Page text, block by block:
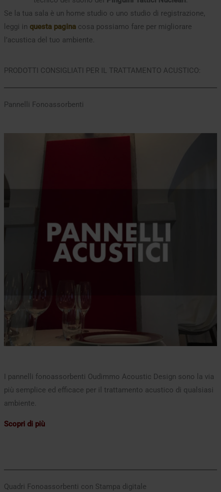
Se la tua sala è un home studio o uno studio di registrazione,
leggi in questa paginacosa possiamo fare per migliorare
l’acustica del tuo ambiente.
PRODOTTI CONSIGLIATI PER IL TRATTAMENTO ACUSTICO:
Pannelli Fonoassorbenti
I pannelli fonoassorbenti Oudimmo Acoustic Design sono la via
più semplice ed efficace per il trattamento acustico di qualsiasi
ambiente.
Scopri di più
Quadri Fonoassorbenti con Stampa digitale